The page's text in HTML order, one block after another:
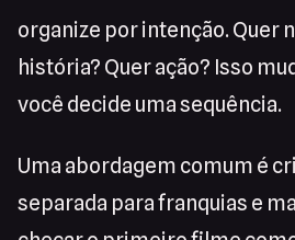
organize por intenção. Quer
história? Quer ação? Isso
você decide uma sequência.
Uma abordagem comum é
separada para franquias e